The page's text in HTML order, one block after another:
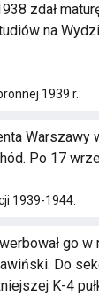
zdał
na
1939 r.:
Warszawy
Po 17
1939-1944:
go
Do
K-4